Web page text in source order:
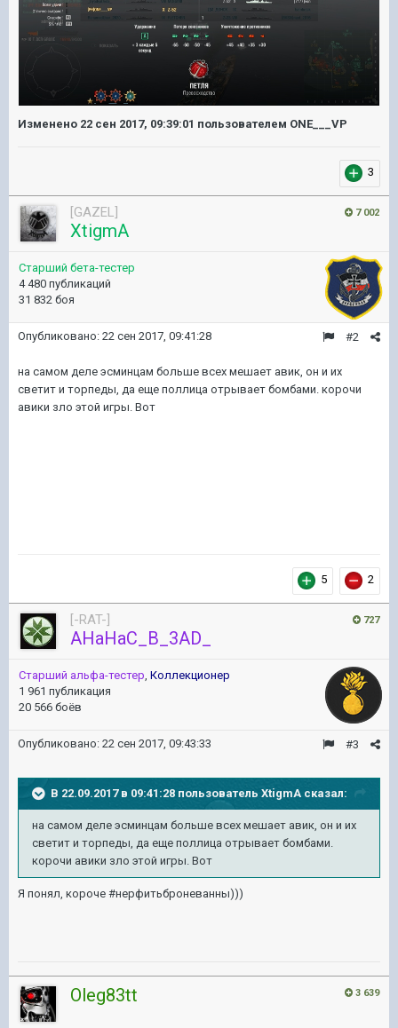
Изменено 22 сен 2017, 09:39:01 пользователем ONE___VP
3
7 002
[GAZEL]
XtigmA
Старший бета-тестер
4 480 публикаций
31 832 боя
#2
Опубликовано: 22 сен 2017, 09:41:28
на самом деле эсминцам больше всех мешает авик, он и их
светит и торпеды, да еще поллица отрывает бомбами. корочи
авики зло этой игры. Вот
5 2
727
[-RAT-]
AHaHaC_B_3AD_
Старший альфа-тестер, Коллекционер
1 961 публикация
20 566 боёв
#3
Опубликовано: 22 сен 2017, 09:43:33
В 22.09.2017 в 09:41:28 пользователь XtigmA сказал:
на самом деле эсминцам больше всех мешает авик, он и их
светит и торпеды, да еще поллица отрывает бомбами.
корочи авики зло этой игры. Вот
Я понял, короче #нерфитьброневанны)))
3 639
Oleg83tt